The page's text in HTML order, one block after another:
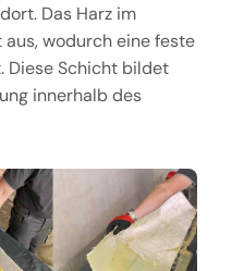
Das Harz im
wodurch eine feste
Diese Schicht bildet
innerhalb des